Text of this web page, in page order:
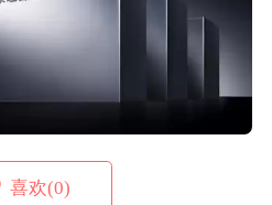
喜欢(0)